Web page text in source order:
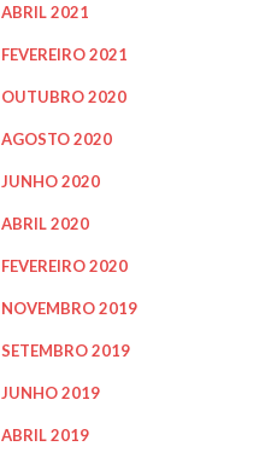
ABRIL 2021
FEVEREIRO 2021
OUTUBRO 2020
AGOSTO 2020
JUNHO 2020
ABRIL 2020
FEVEREIRO 2020
NOVEMBRO 2019
SETEMBRO 2019
JUNHO 2019
ABRIL 2019